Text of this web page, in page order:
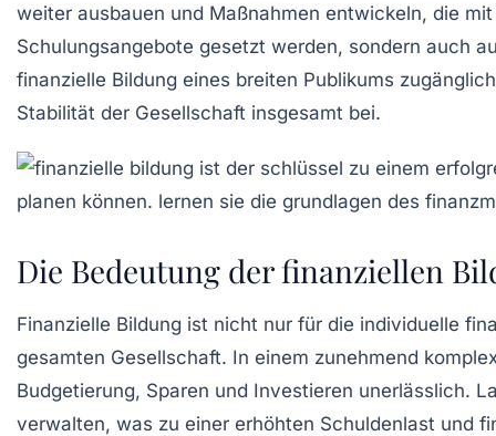
weiter ausbauen und Maßnahmen entwickeln, die
Schulungsangebote gesetzt werden, sondern auch
finanzielle Bildung eines breiten Publikums
Stabilität der Gesellschaft insgesamt bei.
Die Bedeutung der finanziellen
Finanzielle Bildung ist nicht nur für die individuelle
gesamten Gesellschaft. In einem zunehmend
Budgetierung, Sparen und Investieren unerlässlich.
verwalten, was zu einer erhöhten Schuldenlast und